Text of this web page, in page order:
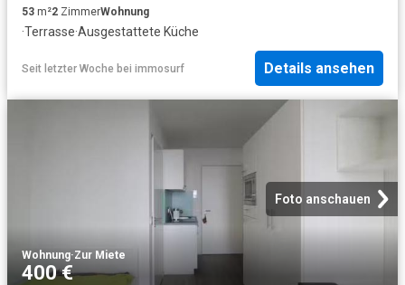
53 m²2 ZimmerWohnung
·Terrasse·Ausgestattete Küche
Seit letzter Woche bei immosurf Details ansehen
Foto anschauen
Wohnung·Zur Miete
400 €